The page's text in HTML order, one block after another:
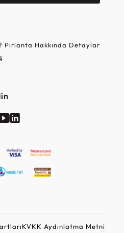
Pırlanta Hakkında Detaylar
KVKK Aydınlatma Metni